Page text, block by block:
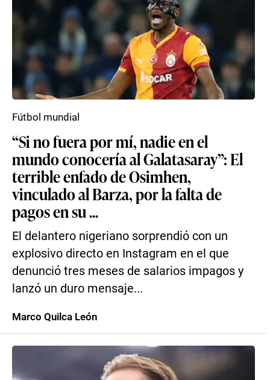
“Si no fuera por mí, nadie en el
mundo conocería al Galatasaray”: El
terrible enfado de Osimhen,
vinculado al Barza, por la falta de
pagos en su ...
El delantero nigeriano sorprendió con un
explosivo directo en Instagram en el que
denunció tres meses de salarios impagos y
lanzó un duro mensaje...
Fútbol mundial
Marco Quilca León